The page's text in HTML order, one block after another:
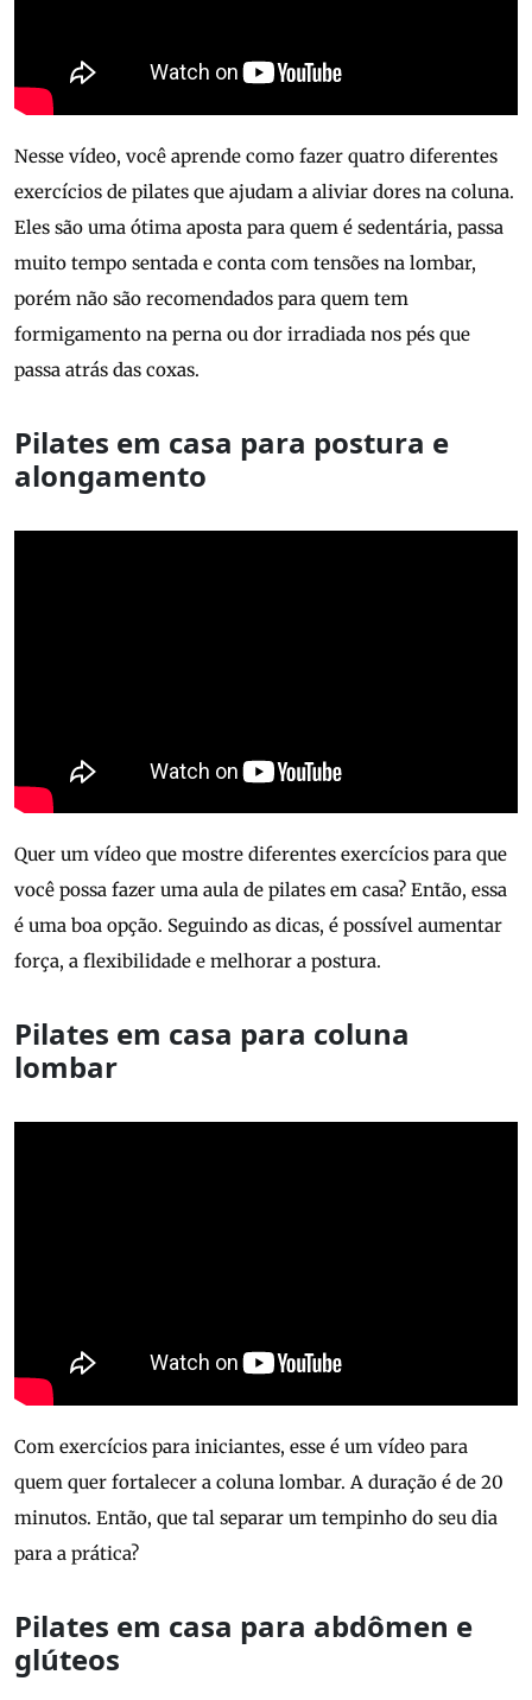
Nesse vídeo, você aprende como fazer quatro diferentes
exercícios de pilates que ajudam a aliviar dores na coluna.
Eles são uma ótima aposta para quem é sedentária, passa
muito tempo sentada e conta com tensões na lombar,
porém não são recomendados para quem tem
formigamento na perna ou dor irradiada nos pés que
passa atrás das coxas.
Pilates em casa para postura e
alongamento
Quer um vídeo que mostre diferentes exercícios para que
você possa fazer uma aula de pilates em casa? Então, essa
é uma boa opção. Seguindo as dicas, é possível aumentar
força, a flexibilidade e melhorar a postura.
Pilates em casa para coluna
lombar
Com exercícios para iniciantes, esse é um vídeo para
quem quer fortalecer a coluna lombar. A duração é de 20
minutos. Então, que tal separar um tempinho do seu dia
para a prática?
Pilates em casa para abdômen e
glúteos